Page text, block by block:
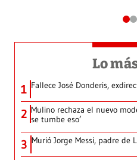
Lo
1 Fallece José Donderis,
2 Mulino rechaza el nuevo
se tumbe eso’
3 Murió Jorge Messi, padre de